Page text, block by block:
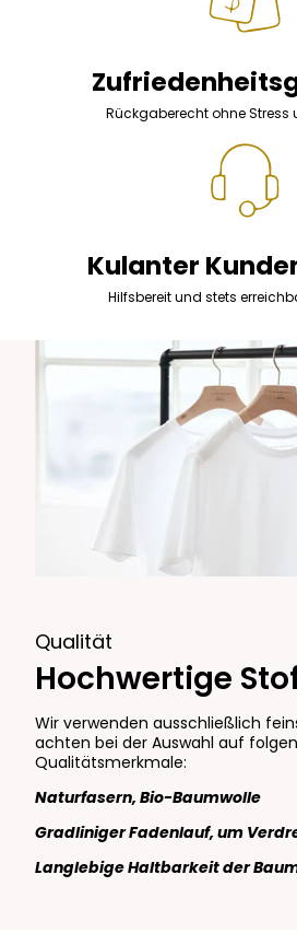
Rückgaberecht ohne Stress
Kulanter
Hilfsbereit und stets
Qualität
Hochwertige
Wir verwenden ausschließlich
achten bei der Auswahl auf
Qualitätsmerkmale:
Naturfasern, Bio-Baumwolle
Gradliniger Fadenlauf, um
Langlebige Haltbarkeit der